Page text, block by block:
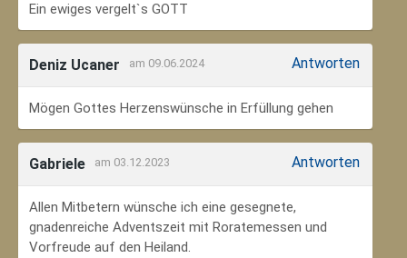
Ein ewiges vergelt`s GOTT
Deniz Ucaner am 09.06.2024 Antworten
Mögen Gottes Herzenswünsche in Erfüllung gehen
Gabriele am 03.12.2023 Antworten
Allen Mitbetern wünsche ich eine gesegnete,
gnadenreiche Adventszeit mit Roratemessen und
Vorfreude auf den Heiland.